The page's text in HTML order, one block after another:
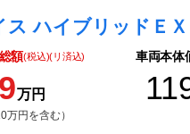
額(税込)(リ済込)
万円
万円を含む）
車両本体